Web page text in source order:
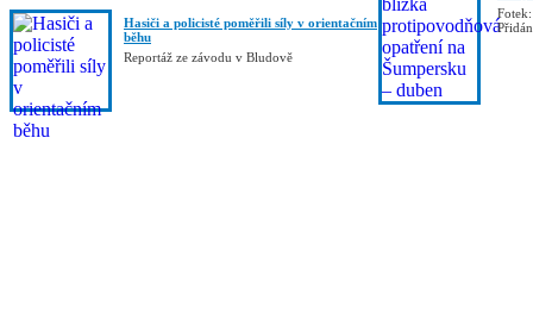
Hasiči a policisté poměřili síly v orientačním
běhu
Reportáž ze závodu v Bludově